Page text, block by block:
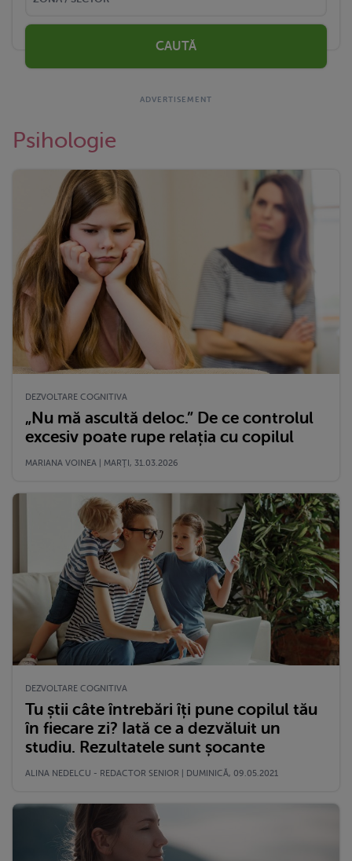
CAUTĂ
Psihologie
DEZVOLTARE COGNITIVA
„Nu mă ascultă deloc.” De ce controlul
excesiv poate rupe relația cu copilul
MARIANA VOINEA | MARŢI, 31.03.2026
DEZVOLTARE COGNITIVA
Tu știi câte întrebări îți pune copilul tău
în fiecare zi? Iată ce a dezvăluit un
studiu. Rezultatele sunt șocante
ALINA NEDELCU - REDACTOR SENIOR | DUMINICĂ, 09.05.2021